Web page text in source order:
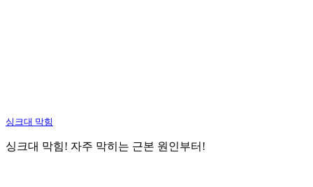
싱크대 막힘
싱크대 막힘! 자주 막히는 근본 원인부터!